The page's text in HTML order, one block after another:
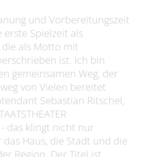
und Vorbereitungszeit
Spielzeit als
als Motto mit
ist. Ich bin
gemeinsamen Weg, der
von Vielen bereitet
Sebastian Ritschel,
- das klingt nicht nur
Haus, die Stadt und die
Region. Der Titel ist